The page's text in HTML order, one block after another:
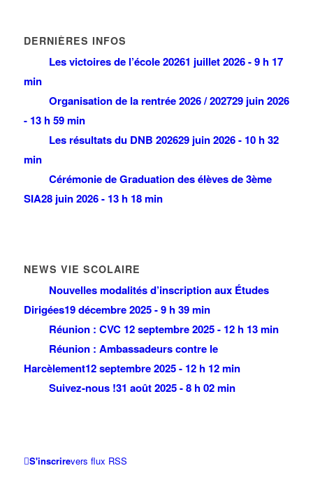
DERNIÈRES INFOS
Les victoires de l’école 20261 juillet 2026 - 9 h 17
min
Organisation de la rentrée 2026 / 202729 juin 2026
- 13 h 59 min
Les résultats du DNB 202629 juin 2026 - 10 h 32
min
Cérémonie de Graduation des élèves de 3ème
SIA28 juin 2026 - 13 h 18 min
NEWS VIE SCOLAIRE
Nouvelles modalités d’inscription aux Études
Dirigées19 décembre 2025 - 9 h 39 min
Réunion : CVC 12 septembre 2025 - 12 h 13 min
Réunion : Ambassadeurs contre le
Harcèlement12 septembre 2025 - 12 h 12 min
Suivez-nous !31 août 2025 - 8 h 02 min
S'inscrirevers flux RSS